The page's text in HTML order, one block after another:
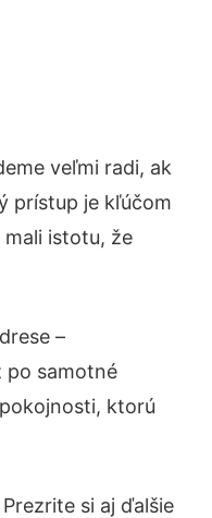
veľmi radi, ak
prístup je kľúčom
istotu, že
–
po samotné
ktorú
si aj ďalšie